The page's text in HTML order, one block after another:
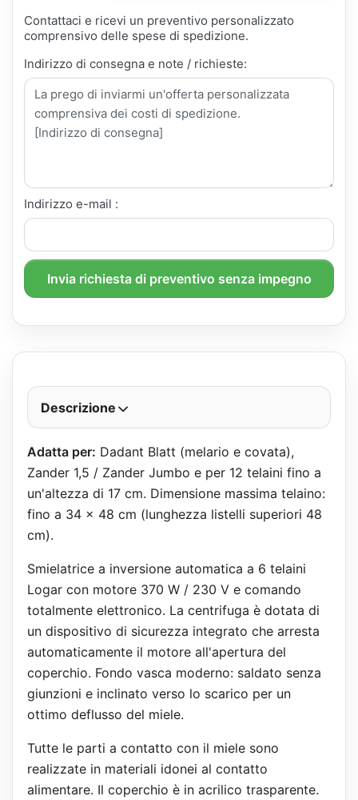
Contattaci e ricevi un preventivo personalizzato
comprensivo delle spese di spedizione.
Indirizzo di consegna e note / richieste:
Indirizzo e-mail :
Invia richiesta di preventivo senza impegno
Descrizione
Adatta per: Dadant Blatt (melario e covata),
Zander 1,5 / Zander Jumbo e per 12 telaini fino a
un'altezza di 17 cm. Dimensione massima telaino:
fino a 34 x 48 cm (lunghezza listelli superiori 48
cm).
Smielatrice a inversione automatica a 6 telaini
Logar con motore 370 W / 230 V e comando
totalmente elettronico. La centrifuga è dotata di
un dispositivo di sicurezza integrato che arresta
automaticamente il motore all'apertura del
coperchio. Fondo vasca moderno: saldato senza
giunzioni e inclinato verso lo scarico per un
ottimo deflusso del miele.
Tutte le parti a contatto con il miele sono
realizzate in materiali idonei al contatto
alimentare. Il coperchio è in acrilico trasparente.